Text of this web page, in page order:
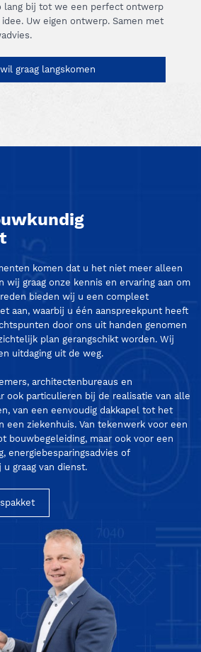
lang bij tot we een perfect ontwerp
Uw eigen ontwerp. Samen met
graag langskomen
komen dat u het niet meer alleen
wij graag onze kennis en ervaring aan om
bieden wij u een compleet
aan, waarbij u één aanspreekpunt heeft
door ons uit handen genomen
plan gerangschikt worden. Wij
uitdaging uit de weg.
architectenbureaus en
ook particulieren bij de realisatie van alle
van een eenvoudig dakkapel tot het
een ziekenhuis. Van tekenwerk voor een
bouwbegeleiding, maar ook voor een
energiebesparingsadvies of
graag van dienst.